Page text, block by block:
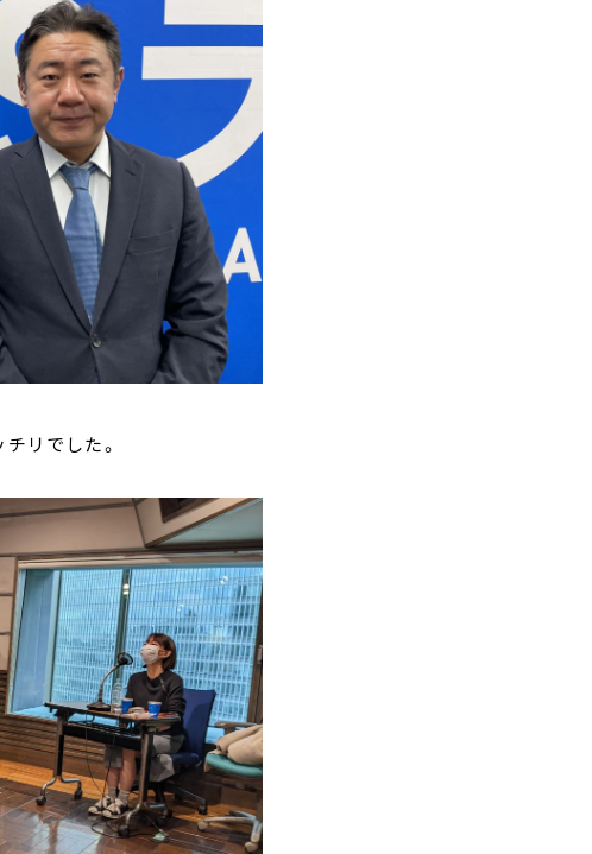
リでした。